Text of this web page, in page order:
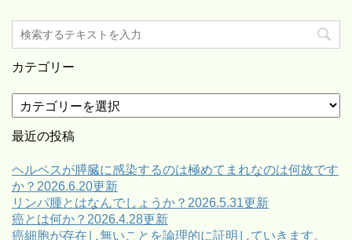
カテゴリー
テ
ゴ
ー
最近の投稿
ヘルペスが膵臓に感染するのは極めてまれなのは何故です
か？2026.6.20更新
リンパ腫とはなんでしょうか？2026.5.31更新
癌とは何か？2026.4.28更新
癌細胞が存在し無いことを論理的に証明していきます。